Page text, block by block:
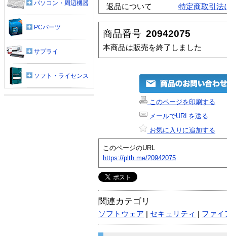
返品について
特定商取引法
商品番号 20942075
本商品は販売を終了しました
このページを印刷する
メールでURLを送る
お気に入りに追加する
このページのURL
https://plth.me/20942075
関連カテゴリ
ソフトウェア セキュリティ ファイ
パソコン・周辺機器
PCパーツ
サプライ
ソフト・ライセンス